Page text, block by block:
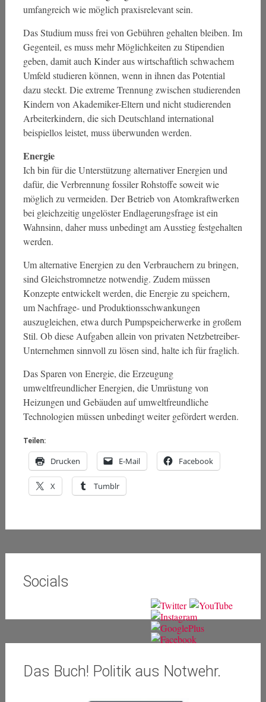
umfangreich wie möglich praxisrelevant sein.
Das Studium muss frei von Gebühren gehalten bleiben. Im
Gegenteil, es muss mehr Möglichkeiten zu Stipendien
geben, damit auch Kinder aus wirtschaftlich schwachem
Umfeld studieren können, wenn in ihnen das Potential
dazu steckt. Die extreme Trennung zwischen studierenden
Kindern von Akademiker-Eltern und nicht studierenden
Arbeiterkindern, die sich Deutschland international
beispiellos leistet, muss überwunden werden.
Energie
Ich bin für die Unterstützung alternativer Energien und
dafür, die Verbrennung fossiler Rohstoffe soweit wie
möglich zu vermeiden. Der Betrieb von Atomkraftwerken
bei gleichzeitig ungelöster Endlagerungsfrage ist ein
Wahnsinn, daher muss unbedingt am Ausstieg festgehalten
werden.
Um alternative Energien zu den Verbrauchern zu bringen,
sind Gleichstromnetze notwendig. Zudem müssen
Konzepte entwickelt werden, die Energie zu speichern,
um Nachfrage- und Produktionsschwankungen
auszugleichen, etwa durch Pumpspeicherwerke in großem
Stil. Ob diese Aufgaben allein von privaten Netzbetreiber-
Unternehmen sinnvoll zu lösen sind, halte ich für fraglich.
Das Sparen von Energie, die Erzeugung
umweltfreundlicher Energien, die Umrüstung von
Heizungen und Gebäuden auf umweltfreundliche
Technologien müssen unbedingt weiter gefördert werden.
Teilen:
Drucken E-Mail Facebook
X Tumblr
Socials
Das Buch! Politik aus Notwehr.